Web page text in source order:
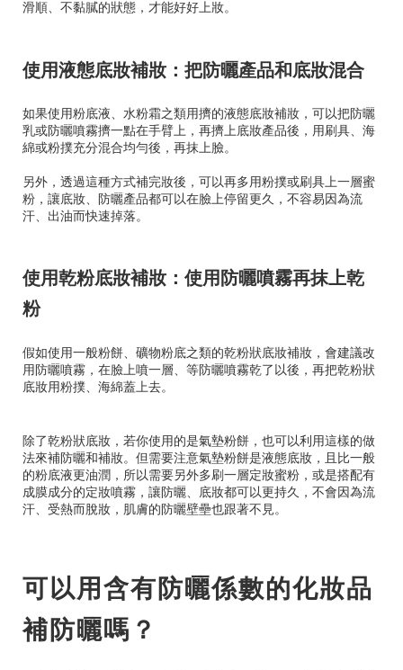
滑順、不黏膩的狀態，才能好好上妝。
使用液態底妝補妝：把防曬產品和底妝混合
如果使用粉底液、水粉霜之類用擠的液態底妝補妝，可以把防曬
乳或防曬噴霧擠一點在手臂上，再擠上底妝產品後，用刷具、海
綿或粉撲充分混合均勻後，再抹上臉。
另外，透過這種方式補完妝後，可以再多用粉撲或刷具上一層蜜
粉，讓底妝、防曬產品都可以在臉上停留更久，不容易因為流
汗、出油而快速掉落。
使用乾粉底妝補妝：使用防曬噴霧再抹上乾
粉
假如使用一般粉餅、礦物粉底之類的乾粉狀底妝補妝，會建議改
用防曬噴霧，在臉上噴一層、等防曬噴霧乾了以後，再把乾粉狀
底妝用粉撲、海綿蓋上去。
除了乾粉狀底妝，若你使用的是氣墊粉餅，也可以利用這樣的做
法來補防曬和補妝。但需要注意氣墊粉餅是液態底妝，且比一般
的粉底液更油潤，所以需要另外多刷一層定妝蜜粉，或是搭配有
成膜成分的定妝噴霧，讓防曬、底妝都可以更持久，不會因為流
汗、受熱而脫妝，肌膚的防曬壁壘也跟著不見。
可以用含有防曬係數的化妝品
補防曬嗎？